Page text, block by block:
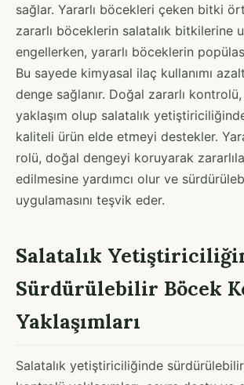
sağlar. Yararlı böcekleri çeken bitki
zararlı böceklerin salatalık bitkilerine
engellerken, yararlı böceklerin
Bu sayede kimyasal ilaç kullanımı
denge sağlanır. Doğal zararlı
yaklaşım olup salatalık
kaliteli ürün elde etmeyi destekler.
rolü, doğal dengeyi koruyarak
edilmesine yardımcı olur ve
uygulamasını teşvik eder.
Salatalık
Sürdürülebilir Böcek
Yaklaşımları
Salatalık yetiştiriciliğinde